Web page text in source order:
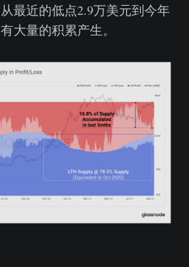
最近的低点2.9万美元到今年
大量的积累产生。